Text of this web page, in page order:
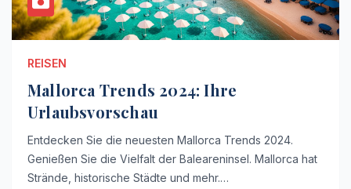
REISEN
Mallorca Trends 2024: Ihre
Urlaubsvorschau
Entdecken Sie die neuesten Mallorca Trends 2024.
Genießen Sie die Vielfalt der Baleareninsel. Mallorca hat
Strände, historische Städte und mehr.…